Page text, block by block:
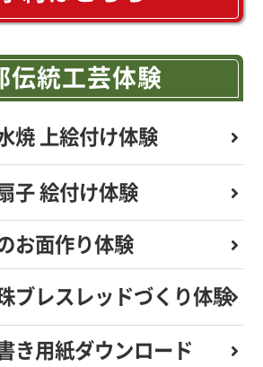
伝統工芸体験
焼 上絵付け体験
子 絵付け体験
お面作り体験
ブレスレッドづくり体験
き用紙ダウンロード